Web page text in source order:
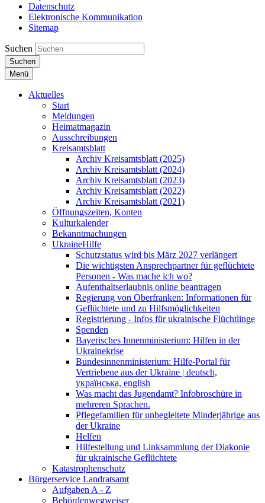
Datenschutz
Elektronische Kommunikation
Sitemap
Suchen
Suchen
Menü
Aktuelles
Start
Meldungen
Heimatmagazin
Ausschreibungen
Kreisamtsblatt
Archiv Kreisamtsblatt (2025)
Archiv Kreisamtsblatt (2024)
Archiv Kreisamtsblatt (2023)
Archiv Kreisamtsblatt (2022)
Archiv Kreisamtsblatt (2021)
Öffnungszeiten, Konten
Kulturkalender
Bekanntmachungen
UkraineHilfe
Schutzstatus wird bis März 2027 verlängert
Die wichtigsten Ansprechpartner für geflüchtete
Personen - Was mache ich wo?
Aufenthaltserlaubnis online beantragen
Regierung von Oberfranken: Informationen für
Geflüchtete und zu Hilfsmöglichkeiten
Registrierung - Infos für ukrainische Flüchtlinge
Spenden
Bayerisches Innenministerium: Hilfen in der
Ukrainekrise
Bundesinnenministerium: Hilfe-Portal für
Vertriebene aus der Ukraine | deutsch,
українська, english
Was macht das Jugendamt? Infobroschüre in
mehreren Sprachen.
Pflegefamilien für unbegleitete Minderjährige aus
der Ukraine
Helfen
Hilfestellung und Linksammlung der Diakonie
für ukrainische Geflüchtete
Katastrophenschutz
Bürgerservice Landratsamt
Aufgaben A - Z
Behördenwegweiser